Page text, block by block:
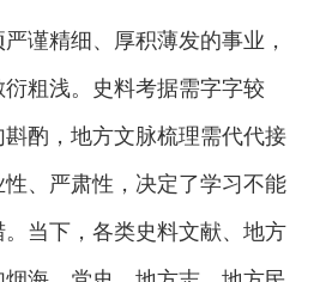
谨精细、厚积薄发的事业，
粗浅。史料考据需字字较
酌，地方文脉梳理需代代接
、严肃性，决定了学习不能
当下，各类史料文献、地方